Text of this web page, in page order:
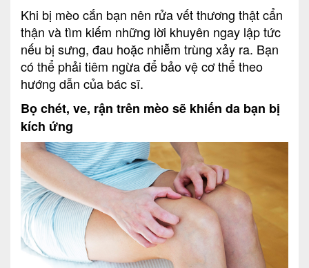
Khi bị mèo cắn bạn nên rửa vết thương thật cẩn
thận và tìm kiếm những lời khuyên ngay lập tức
nếu bị sưng, đau hoặc nhiễm trùng xảy ra. Bạn
có thể phải tiêm ngừa để bảo vệ cơ thể theo
hướng dẫn của bác sĩ.
Bọ chét, ve, rận trên mèo sẽ khiến da bạn bị
kích ứng